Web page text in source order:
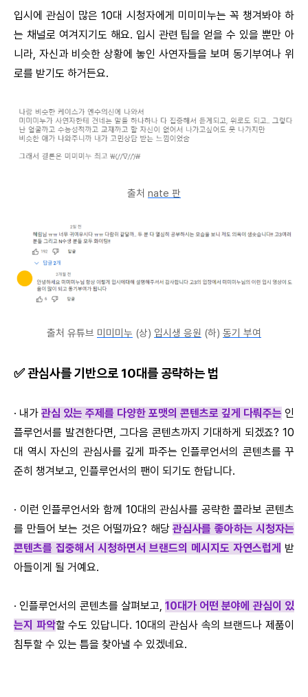
입시에 관심이 많은 10대 시청자에게 미미미누는 꼭 챙겨봐야 하
는 채널로 여겨지기도 해요. 입시 관련 팁을 얻을 수 있을 뿐만 아
니라, 자신과 비슷한 상황에 놓인 사연자들을 보며 동기부여나 위
로를 받기도 하거든요.
출처 nate 판
출처 유튜브 미미미누 (상) 입시생 응원 (하) 동기 부여
✅ 관심사를 기반으로 10대를 공략하는 법
· 내가 관심 있는 주제를 다양한 포맷의 콘텐츠로 깊게 다뤄주는 인
플루언서를 발견한다면, 그다음 콘텐츠까지 기대하게 되겠죠? 10
대 역시 자신의 관심사를 깊게 파주는 인플루언서의 콘텐츠를 꾸
준히 챙겨보고, 인플루언서의 팬이 되기도 한답니다.
· 이런 인플루언서와 함께 10대의 관심사를 공략한 콜라보 콘텐츠
를 만들어 보는 것은 어떨까요? 해당 관심사를 좋아하는 시청자는
콘텐츠를 집중해서 시청하면서 브랜드의 메시지도 자연스럽게 받
아들이게 될 거예요.
· 인플루언서의 콘텐츠를 살펴보고, 10대가 어떤 분야에 관심이 있
는지 파악할 수도 있답니다. 10대의 관심사 속의 브랜드나 제품이
침투할 수 있는 틈을 찾아낼 수 있겠네요.